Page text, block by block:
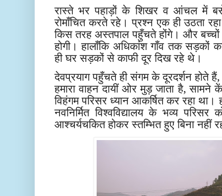
रास्ते भर पहाड़ों के शिखर व आंचल में
रोमाँचित करते रहे। प्रश्न एक ही उठता
किस तरह अस्तपाल पहुँचते होंगे। और बच्चों
होगी। हालाँकि अधिकांश गाँव तक सड़कों
ही घर सड़कों से काफी दूर दिख रहे थे।
देवप्रयाग पहुँचते ही संगम के दूरदर्शन होते
हमारा वाहन दायीं ओर मुड़ जाता है, सामने
विहंगम परिसर ध्यान आकर्षित कर रहा
नवनिर्मित विश्वविद्यालय के भव्य
आश्चर्यचकित होकर स्तम्भित हुए बिना नहीं